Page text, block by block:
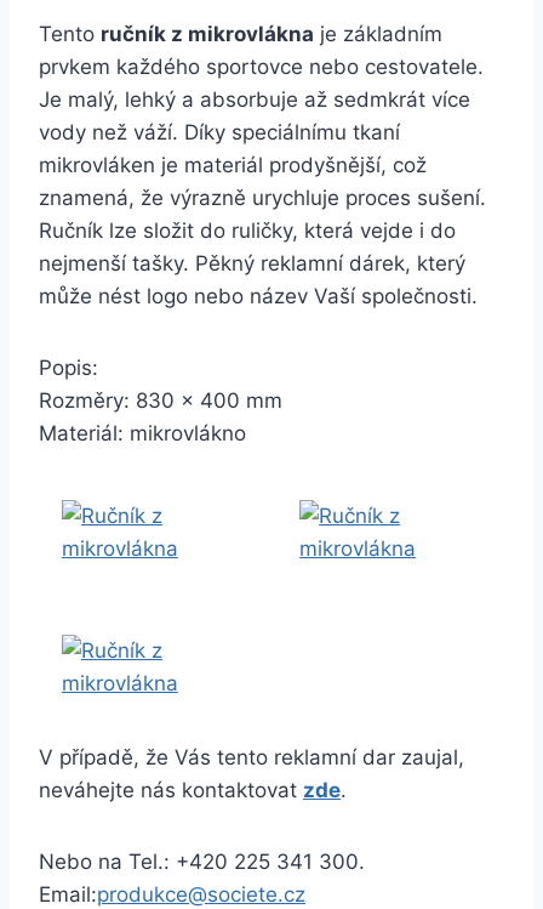
Tento ručník z mikrovlákna je základním
prvkem každého sportovce nebo cestovatele.
Je malý, lehký a absorbuje až sedmkrát více
vody než váží. Díky speciálnímu tkaní
mikrovláken je materiál prodyšnější, což
znamená, že výrazně urychluje proces sušení.
Ručník lze složit do ruličky, která vejde i do
nejmenší tašky. Pěkný reklamní dárek, který
může nést logo nebo název Vaší společnosti.
Popis:
Rozměry: 830 x 400 mm
Materiál: mikrovlákno
V případě, že Vás tento reklamní dar zaujal,
neváhejte nás kontaktovat zde.
Nebo na Tel.: +420 225 341 300.
Email:produkce@societe.cz